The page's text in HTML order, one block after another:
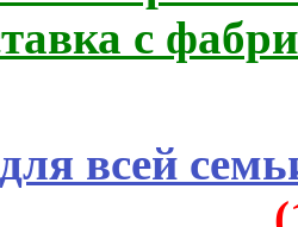
с
всей